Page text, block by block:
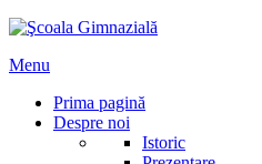
Menu
Prima pagină
Despre noi
Istoric